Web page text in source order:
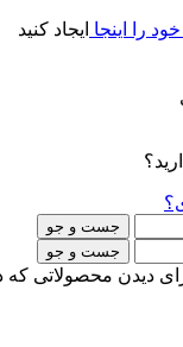
را اینجا ایجاد کنید
جست و جو
جست و جو
دیدن محصولاتی که